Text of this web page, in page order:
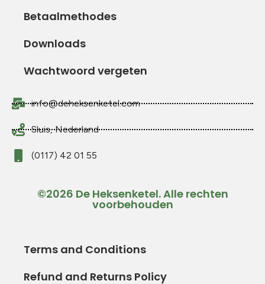
Betaalmethodes
Downloads
Wachtwoord vergeten
info@deheksenketel.com
Sluis, Nederland
(0117) 42 01 55
©2026 De Heksenketel. Alle rechten
voorbehouden
Terms and Conditions
Refund and Returns Policy